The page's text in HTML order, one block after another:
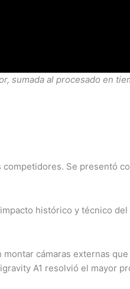
sumada al procesado en
Se presentó
histórico y técnico
cámaras externas
A1 resolvió el mayor